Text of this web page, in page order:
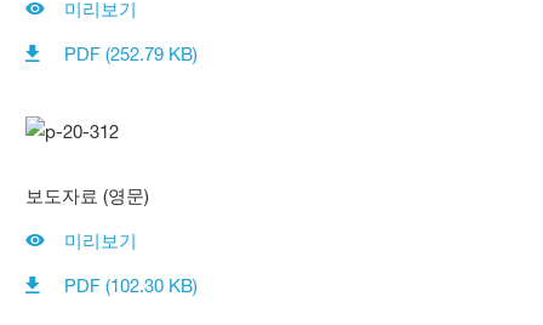
미리보기
PDF (252.79 KB)
보도자료 (영문)
미리보기
PDF (102.30 KB)